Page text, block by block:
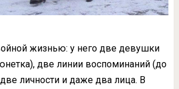
жизнью: у него две девушки
две линии воспоминаний (до
личности и даже два лица. В